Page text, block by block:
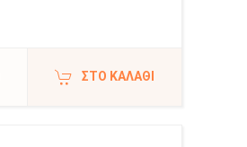
ΣΤΟ ΚΑΛΆΘΙ